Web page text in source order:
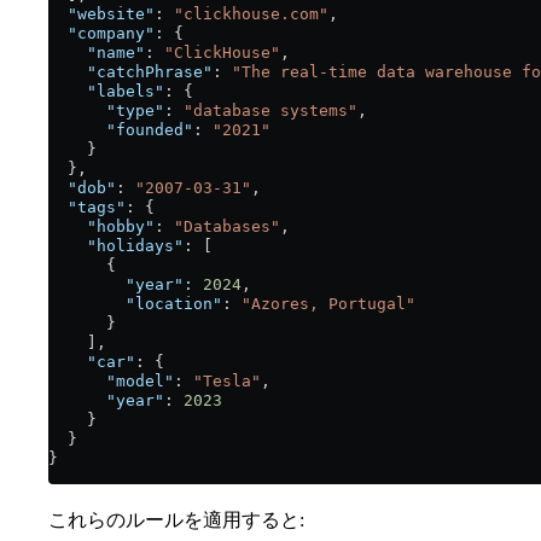
  "website"
: "clickhouse.com" ,
  "company"
: {
    "name"
: "ClickHouse" ,
    "catchPhrase"
: "The real-time data warehouse
    "labels"
: {
      "type"
: "database systems" ,
      "founded"
:
"2021"
    }
  },
  "dob"
: "2007-03-31" ,
  "tags"
: {
    "hobby"
: "Databases" ,
    "holidays"
: [
      {
        "year"
: 2024 ,
        "location"
:
"Azores, Portugal"
      }
    ],
    "car"
: {
      "model"
: "Tesla" ,
      "year"
: 2023
    }
  }
}
これらのルールを適用すると: